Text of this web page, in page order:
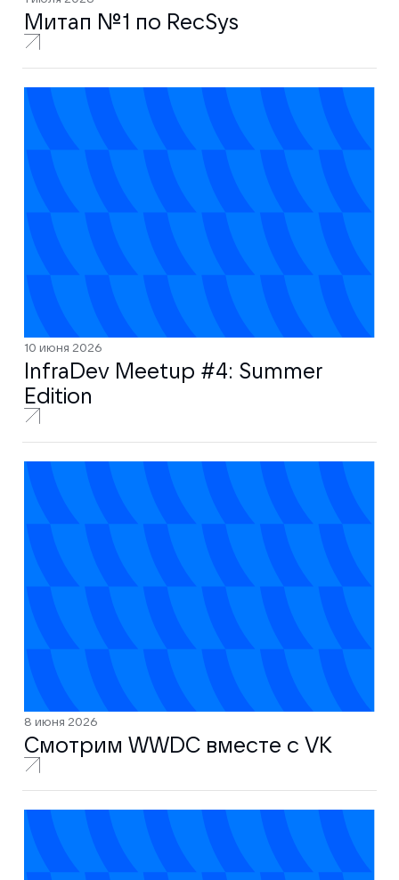
Митап № 1 по RecSys
10 июня 2026
InfraDev Meetup #4: Summer
Edition
8 июня 2026
Смотрим WWDC вместе с VK